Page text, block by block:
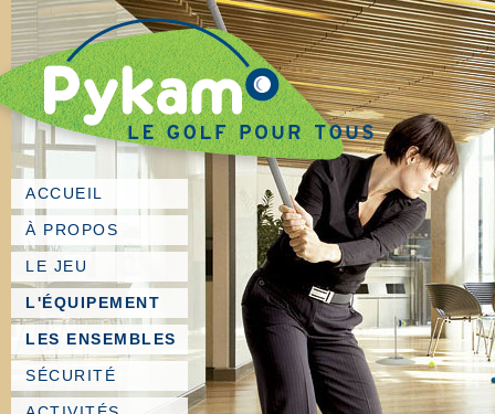
ACCUEIL
À PROPOS
LE JEU
L'ÉQUIPEMENT
LES ENSEMBLES
SÉCURITÉ